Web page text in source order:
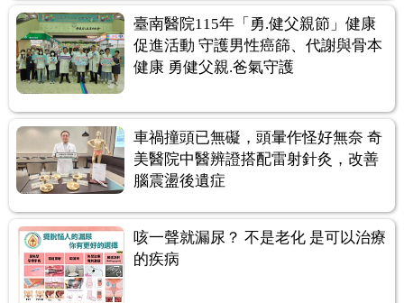
臺南醫院115年「勇.健父親節」健康
促進活動 守護男性癌篩、代謝與骨本
健康 勇健父親.爸氣守護
車禍撞頭已無礙，頭暈作怪好無奈 奇
美醫院中醫辨證搭配雷射針灸，改善
腦震盪後遺症
咳一聲就漏尿？ 不是老化 是可以治療
的疾病